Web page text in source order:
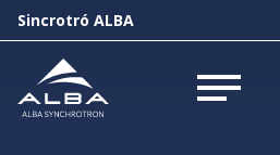
Sincrotró ALBA
Obrir